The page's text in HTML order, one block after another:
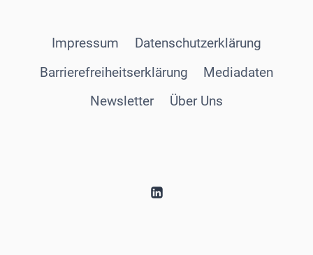
Impressum
Datenschutzerklärung
Barrierefreiheitserklärung
Mediadaten
Newsletter
Über Uns